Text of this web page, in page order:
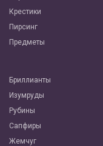
Крестики
Пирсинг
Предметы
Бриллианты
Изумруды
Рубины
Сапфиры
Жемчуг